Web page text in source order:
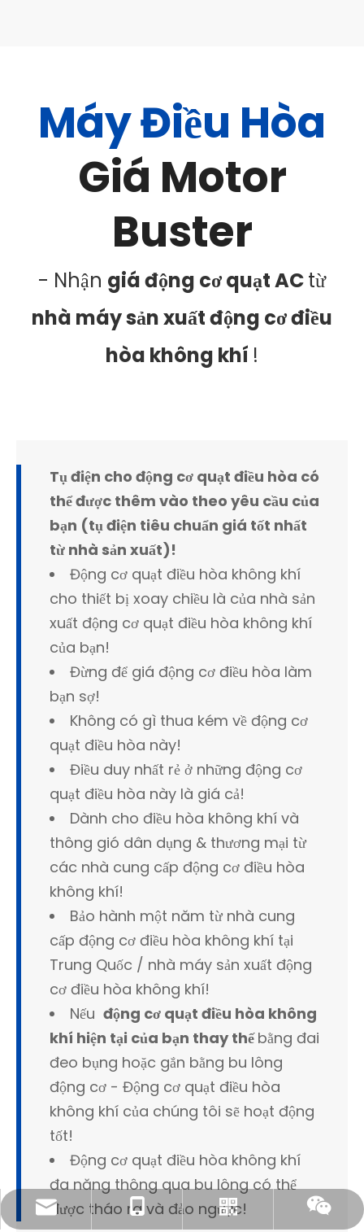
Máy Điều Hòa
Giá Motor
Buster
- Nhận giá động cơ quạt ACtừ
nhà máy sản xuất động cơ điều
hòa không khí !
Tụ điện cho động cơ quạt điều hòa có
thể được thêm vào theo yêu cầu của
bạn (tụ điện tiêu chuẩn giá tốt nhất
từ ​​nhà sản xuất)!
Động cơ quạt điều hòa không khí
cho thiết bị xoay chiều là của nhà sản
xuất động cơ quạt điều hòa không khí
của bạn!
Đừng để giá động cơ điều hòa làm
bạn sợ!
Không có gì thua kém về động cơ
quạt điều hòa này!
Điều duy nhất rẻ ở những động cơ
quạt điều hòa này là giá cả!
Dành cho điều hòa không khí và
thông gió dân dụng & thương mại từ
các nhà cung cấp động cơ điều hòa
không khí!
Bảo hành một năm từ nhà cung
cấp động cơ điều hòa không khí tại
Trung Quốc / nhà máy sản xuất động
cơ điều hòa không khí!
Nếu động cơ quạt điều hòa không
khí hiện tại của bạn thay thếbằng đai
đeo bụng hoặc gắn bằng bu lông
động cơ - Động cơ quạt điều hòa
không khí của chúng tôi sẽ hoạt động
tốt!
Động cơ quạt điều hòa không khí
đa năng thông qua bu lông có thể
được tháo ra và đảo ngược!
amanda@tingertech.com
+86-15861898425
Whatsapp
Wechat